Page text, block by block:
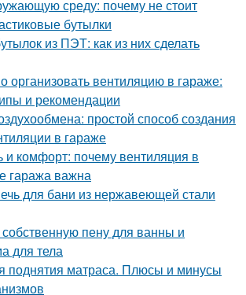
среду: почему не стоит
бутылки
из ПЭТ: как из них сделать
организовать вентиляцию в гараже:
и рекомендации
простой способ создания
в гараже
и комфорт: почему вентиляция в
гаража важна
для бани из нержавеющей стали
пену для ванны и
для тела
поднятия матраса. Плюсы и минусы